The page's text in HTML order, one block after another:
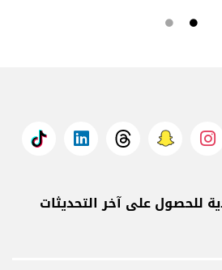
للحصول على آخر التحديثات